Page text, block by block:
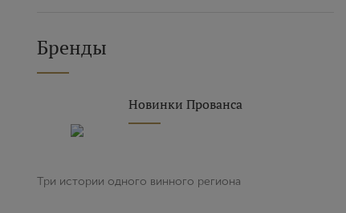
Бренды
Новинки Прованса
Три истории одного винного региона